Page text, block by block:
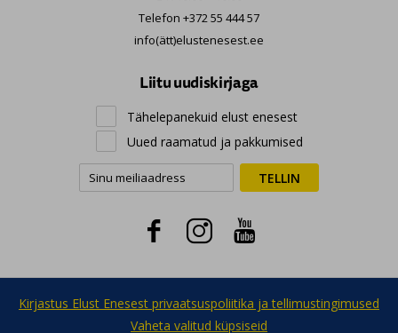
Telefon +372 55 444 57
info(ätt)elustenesest.ee
Liitu uudiskirjaga
Tähelepanekuid elust enesest
Uued raamatud ja pakkumised
TELLIN
  
Kirjastus Elust Enesest privaatsuspoliitika ja tellimustingimused
Vaheta valitud küpsiseid